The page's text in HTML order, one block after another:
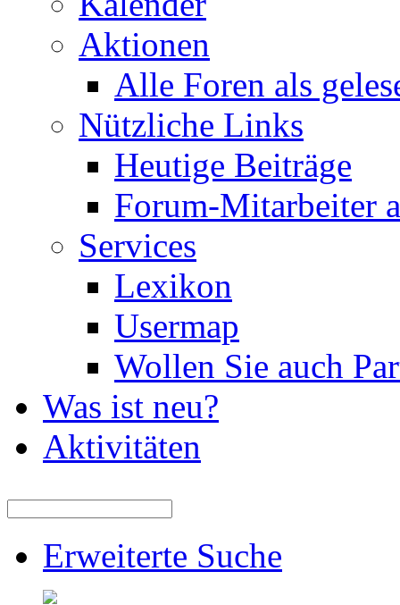
Aktionen
Alle Foren als
Nützliche Links
Heutige Beiträge
Forum-Mitarbeiter
Services
Lexikon
Usermap
Wollen Sie auch
Was ist neu?
Aktivitäten
Erweiterte Suche